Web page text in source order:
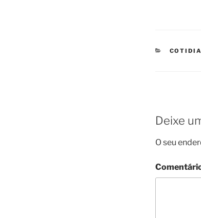
Deixe
O seu